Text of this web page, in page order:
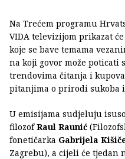
Na Trećem programu
VIDA televizijom prikazat će
koje se bave temama
na koji govor može
trendovima čitanja i
pitanjima o prirodi sukoba
U emisijama sudjeluju
filozofRaul Raunić
fonetičarka Gabrijela
Zagrebu), a cijeli će tjedan